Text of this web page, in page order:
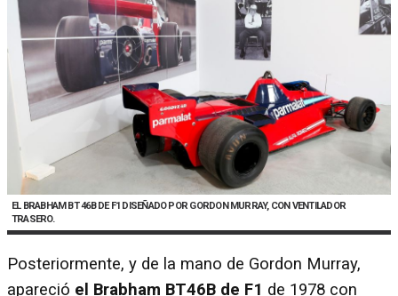
EL BRABHAM BT 46B DE F1 DISEÑADO POR GORDON MURRAY, CON VENTILADOR
TRASERO.
Posteriormente, y de la mano de Gordon Murray,
apareció el Brabham BT46B de F1 de 1978 con